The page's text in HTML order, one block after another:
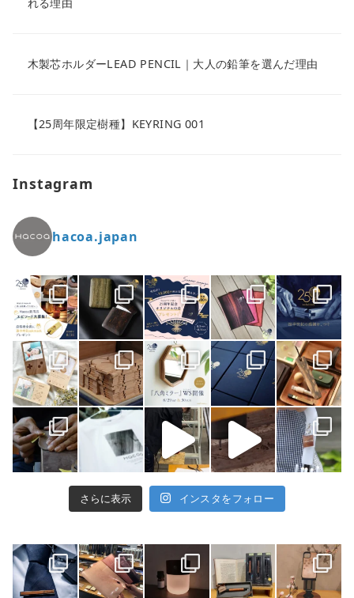
木製芯ホルダーLEAD PENCIL｜大人の鉛筆を選んだ理由
【25周年限定樹種】KEYRING 001
Instagram
hacoa.japan
さらに表示 インスタをフォロー